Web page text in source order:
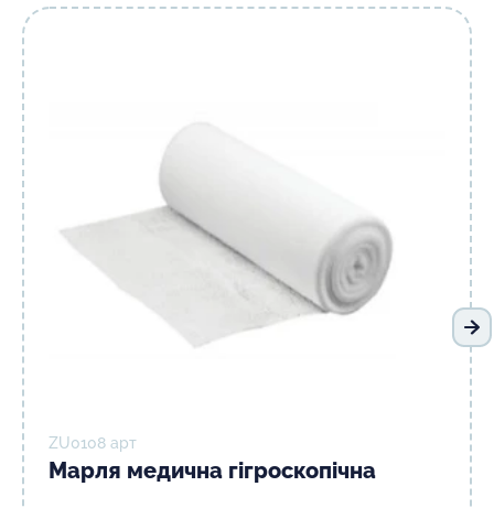
ZU0108 арт
Марля медична гігроскопічна